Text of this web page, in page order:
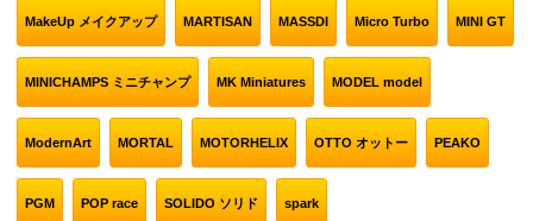
MakeUp メイクアップ MARTISAN MASSDI Micro Turbo MINI GT
MINICHAMPS ミニチャンプ MK Miniatures MODEL model
ModernArt MORTAL MOTORHELIX OTTO オットー PEAKO
PGM POP race SOLIDO ソリド spark